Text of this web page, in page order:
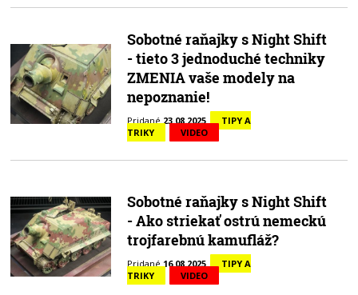
Sobotné raňajky s Night Shift
- tieto 3 jednoduché techniky
ZMENIA vaše modely na
nepoznanie!
Pridané23.08.2025
TIPY A
TRIKY
VIDEO
Sobotné raňajky s Night Shift
- Ako striekať ostrú nemeckú
trojfarebnú kamufláž?
Pridané16.08.2025
TIPY A
TRIKY
VIDEO